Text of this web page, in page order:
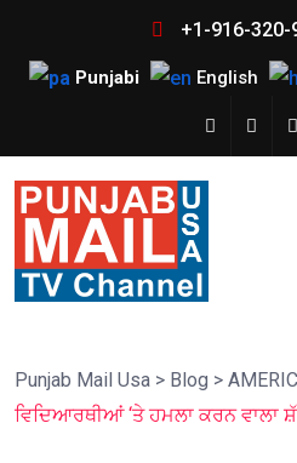
+1-916-320-
Punjabi English
Punjab Mail Usa > Blog >
ਵਿਦਿਆਰਥੀਆਂ ‘ਤੇ ਹਮਲਾ ਕਰਨ ਵਾਲਾ